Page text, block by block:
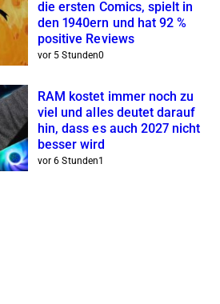
die ersten Comics, spielt in
den 1940ern und hat 92 %
positive Reviews
vor 5 Stunden0
RAM kostet immer noch zu
viel und alles deutet darauf
hin, dass es auch 2027 nicht
besser wird
vor 6 Stunden1